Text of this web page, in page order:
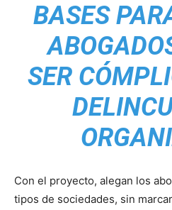
BASES
SER
Con el proyecto, alegan los
tipos de sociedades, sin